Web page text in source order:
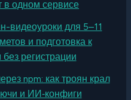
в одном сервисе
видеоуроки для 5–11
и подготовка к
регистрации
npm: как троян крал
и ИИ‑конфиги